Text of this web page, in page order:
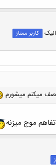
کاربر ممتاز
میکنم میشورم
موج میزنه